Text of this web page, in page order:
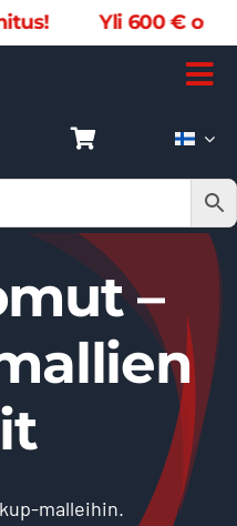
600 € ostoksista
–
malleihin.